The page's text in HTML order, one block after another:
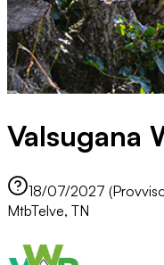
Valsugana
18/07/2027
MtbTelve, TN